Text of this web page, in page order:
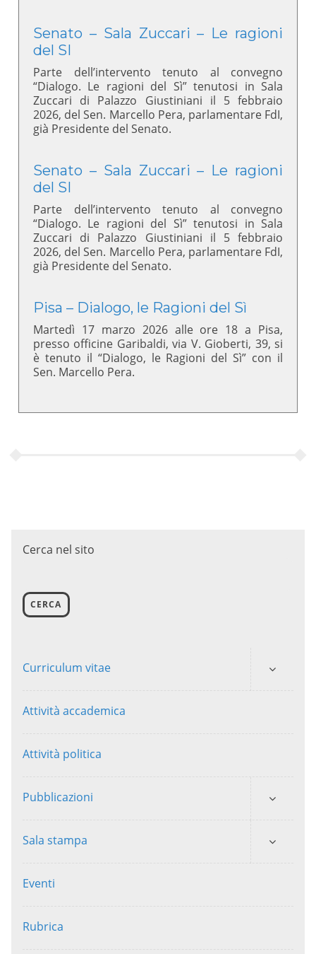
Senato – Sala Zuccari – Le ragioni
del SI
Parte dell’intervento tenuto al convegno
“Dialogo. Le ragioni del Sì” tenutosi in Sala
Zuccari di Palazzo Giustiniani il 5 febbraio
2026, del Sen. Marcello Pera, parlamentare FdI,
già Presidente del Senato.
Senato – Sala Zuccari – Le ragioni
del SI
Parte dell’intervento tenuto al convegno
“Dialogo. Le ragioni del Sì” tenutosi in Sala
Zuccari di Palazzo Giustiniani il 5 febbraio
2026, del Sen. Marcello Pera, parlamentare FdI,
già Presidente del Senato.
Pisa – Dialogo, le Ragioni del Sì
Martedì 17 marzo 2026 alle ore 18 a Pisa,
presso officine Garibaldi, via V. Gioberti, 39, si
è tenuto il “Dialogo, le Ragioni del Sì” con il
Sen. Marcello Pera.
Cerca nel sito
CERCA
Curriculum vitae
Attività accademica
Attività politica
Pubblicazioni
Sala stampa
Eventi
Rubrica